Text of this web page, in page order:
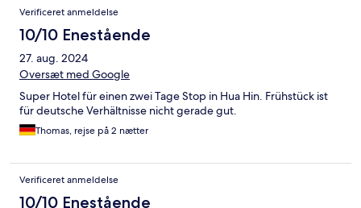
Verificeret anmeldelse
10/10 Enestående
27. aug. 2024
Oversæt med Google
Super Hotel für einen zwei Tage Stop in Hua Hin. Frühstück ist
für deutsche Verhältnisse nicht gerade gut.
Thomas, rejse på 2 nætter
Verificeret anmeldelse
10/10 Enestående